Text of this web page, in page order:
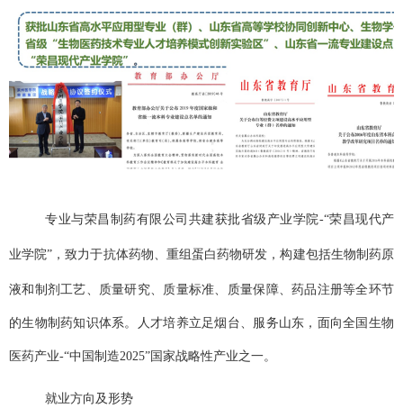
专业与荣昌制药有限公司共建获批省级产业学院-“荣昌现代产
业学院”，致力于抗体药物、重组蛋白药物研发，构建包括生物制药原
液和制剂工艺、质量研究、质量标准、质量保障、药品注册等全环节
的生物制药知识体系。人才培养立足烟台、服务山东，面向全国生物
医药产业-“中国制造2025”国家战略性产业之一。
就业方向及形势